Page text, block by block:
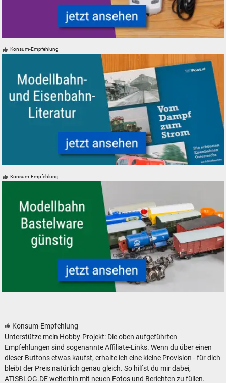
Konsum-Empfehlung
Konsum-Empfehlung
Konsum-Empfehlung
Unterstütze mein Hobby-Projekt: Die oben aufgeführten
Empfehlungen sind sogenannte Affiliate-Links. Wenn du über einen
dieser Buttons etwas kaufst, erhalte ich eine kleine Provision - für dich
bleibt der Preis natürlich genau gleich. So hilfst du mir dabei,
ATISBLOG.DE weiterhin mit neuen Fotos und Berichten zu füllen.